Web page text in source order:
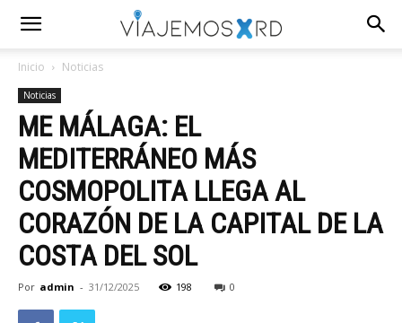
Inicio Noticias
Noticias
ME MÁLAGA: EL
MEDITERRÁNEO MÁS
COSMOPOLITA LLEGA AL
CORAZÓN DE LA CAPITAL DE LA
COSTA DEL SOL
Por admin - 31/12/2025 198 0